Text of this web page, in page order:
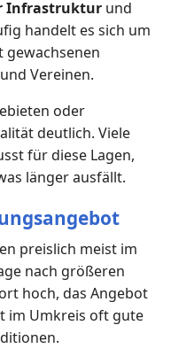
Infrastruktur und
handelt es sich um
gewachsenen
Vereinen.
oder
deutlich. Viele
für diese Lagen,
länger ausfällt.
preislich meist im
nach größeren
hoch, das Angebot
im Umkreis oft gute